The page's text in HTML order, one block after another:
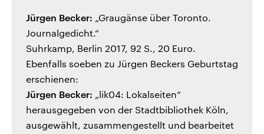
Jürgen Becker: „Graugänse über Toronto.
Journalgedicht.“
Suhrkamp, Berlin 2017, 92 S., 20 Euro.
Ebenfalls soeben zu Jürgen Beckers Geburtstag
erschienen:
Jürgen Becker: „lik04: Lokalseiten“
herausgegeben von der Stadtbibliothek Köln,
ausgewählt, zusammengestellt und bearbeitet